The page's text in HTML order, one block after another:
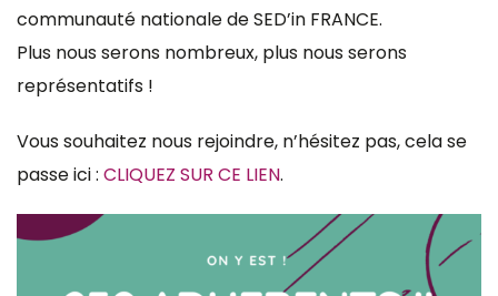
communauté nationale de SED’in FRANCE.
Plus nous serons nombreux, plus nous serons
représentatifs !
Vous souhaitez nous rejoindre, n’hésitez pas, cela se
passe ici : CLIQUEZ SUR CE LIEN.